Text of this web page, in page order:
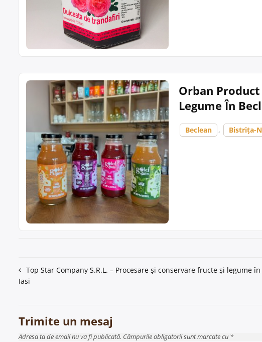
Orban Product
Legume În
Beclean , Bistrița-
Navigare
în
Top Star Company S.R.L. – Procesare și conservare fructe și legume în
Iasi
Trimite un mesaj
Adresa ta de email nu va fi publicată. Câmpurile obligatorii sunt marcate cu *